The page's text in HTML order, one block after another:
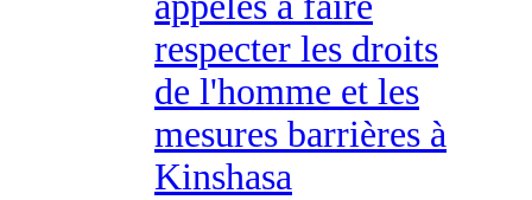
respecter les droits
de l'homme et les
mesures barrières à
Kinshasa